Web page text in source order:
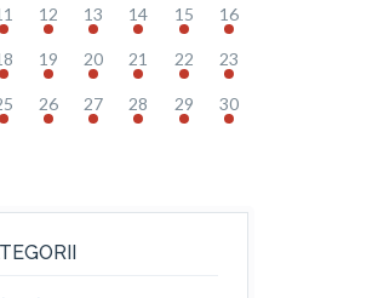
12 13 14 15 16
19 20 21 22 23
26 27 28 29 30